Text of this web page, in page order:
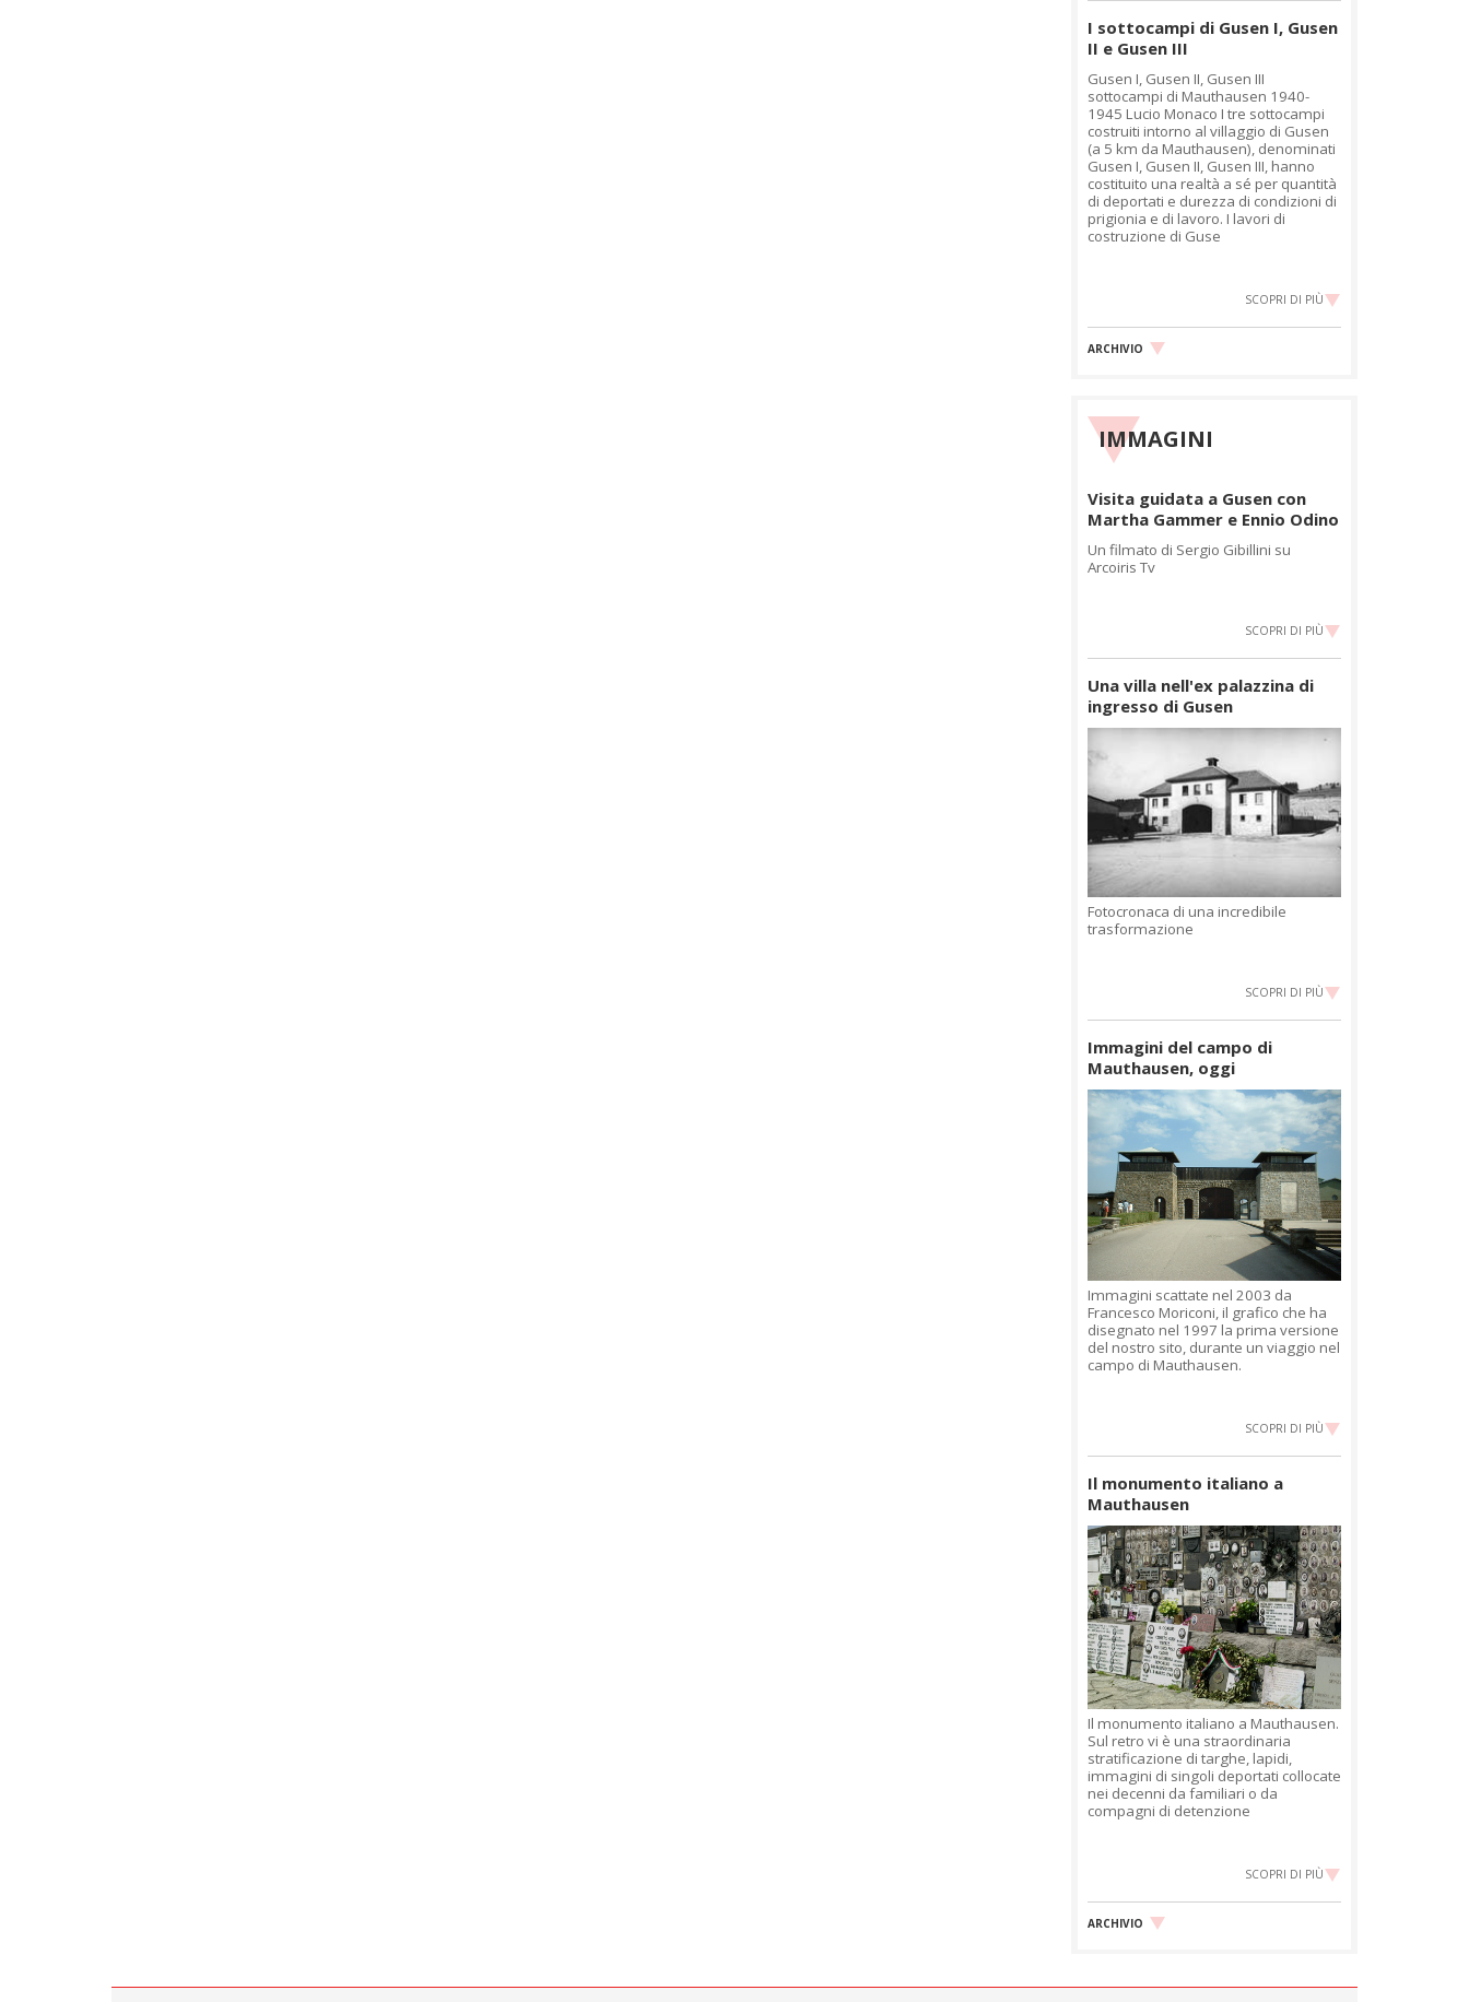
I sottocampi di Gusen I, Gusen
II e Gusen III
Gusen I, Gusen II, Gusen III
sottocampi di Mauthausen 1940-
1945 Lucio Monaco I tre sottocampi
costruiti intorno al villaggio di Gusen
(a 5 km da Mauthausen), denominati
Gusen I, Gusen II, Gusen III, hanno
costituito una realtà a sé per quantità
di deportati e durezza di condizioni di
prigionia e di lavoro. I lavori di
costruzione di Guse
SCOPRI DI PIÙ
ARCHIVIO
IMMAGINI
Visita guidata a Gusen con
Martha Gammer e Ennio Odino
Un filmato di Sergio Gibillini su
Arcoiris Tv
SCOPRI DI PIÙ
Una villa nell'ex palazzina di
ingresso di Gusen
Fotocronaca di una incredibile
trasformazione
SCOPRI DI PIÙ
Immagini del campo di
Mauthausen, oggi
Immagini scattate nel 2003 da
Francesco Moriconi, il grafico che ha
disegnato nel 1997 la prima versione
del nostro sito, durante un viaggio nel
campo di Mauthausen.
SCOPRI DI PIÙ
Il monumento italiano a
Mauthausen
Il monumento italiano a Mauthausen.
Sul retro vi è una straordinaria
stratificazione di targhe, lapidi,
immagini di singoli deportati collocate
nei decenni da familiari o da
compagni di detenzione
SCOPRI DI PIÙ
ARCHIVIO